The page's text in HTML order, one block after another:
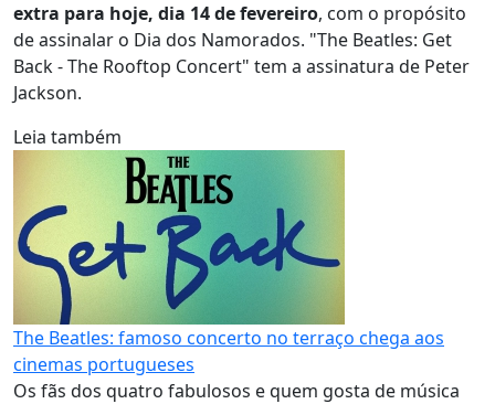
extra para hoje, dia 14 de fevereiro, com o propósito
de assinalar o Dia dos Namorados. "The Beatles: Get
Back - The Rooftop Concert" tem a assinatura de Peter
Jackson.
Leia também
The Beatles: famoso concerto no terraço chega aos
cinemas portugueses
Os fãs dos quatro fabulosos e quem gosta de música